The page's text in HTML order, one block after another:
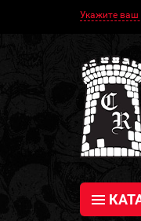
Укажите ваш